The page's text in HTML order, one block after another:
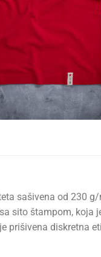
sašivena od 230
sito štampom, koja
prišivena diskretna